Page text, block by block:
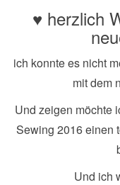
♥ herzlich
ich konnte es nicht
mit dem
Und zeigen möchte
Sewing 2016 einen
Und ich